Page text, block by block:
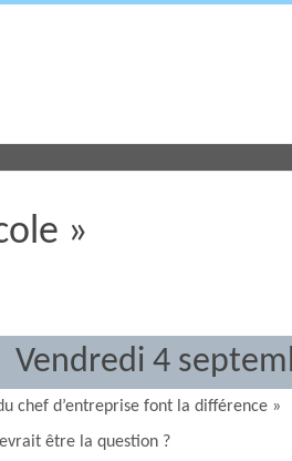
»
Vendredi 4
chef d’entreprise font la différence »
être la question ?